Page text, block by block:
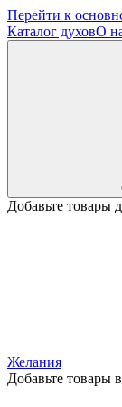
Перейти к
Каталог духовО
Добавьте товары
Желания
Добавьте товары